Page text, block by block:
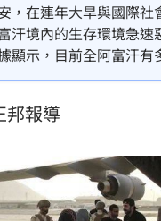
，在連年大旱與國際社
汗境內的生存環境急速
顯示，目前全阿富汗有
活需求都無法得到滿足
為了活命，甚至出現父
，更透露對於居高不下
以為常。
邦報導